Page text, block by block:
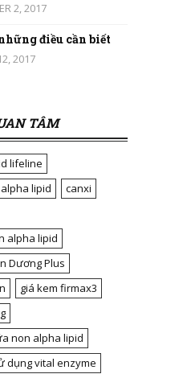
2, 2017
điều cần biết
2017
TÂM
lifeline
lipid
canxi
alpha lipid
Dương Plus
giá kem firmax3
non alpha lipid
dụng vital enzyme